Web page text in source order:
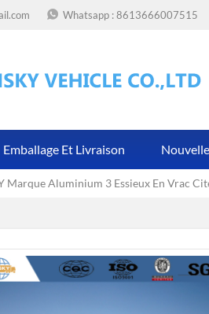
Whatsapp :8613666007515
Emballage Et Livraison
Marque Aluminium 3 Essieux En Vrac